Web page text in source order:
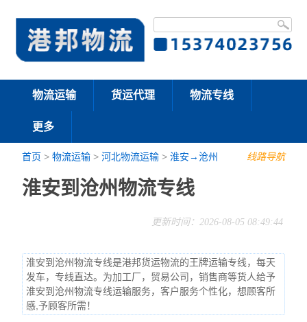
物流运输 货运代理 物流专线
更多
线路导航
首页 >物流运输 >河北物流运输 >淮安→沧州
淮安到沧州物流专线
更新时间：2026-08-05 08:49:44
淮安到沧州物流专线是港邦货运物流的王牌运输专线，每天
发车，专线直达。为加工厂，贸易公司，销售商等货人给予
淮安到沧州物流专线运输服务，客户服务个性化，想顾客所
感,予顾客所需！